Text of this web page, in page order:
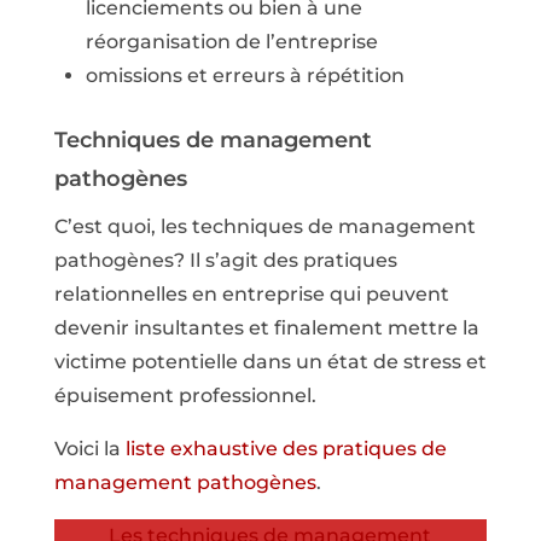
licenciements ou bien à une
réorganisation de l’entreprise
omissions et erreurs à répétition
Techniques de management
pathogènes
C’est quoi, les techniques de management
pathogènes? Il s’agit des pratiques
relationnelles en entreprise qui peuvent
devenir insultantes et finalement mettre la
victime potentielle dans un état de stress et
épuisement professionnel.
Voici la liste exhaustive des pratiques de
management pathogènes.
Les techniques de management